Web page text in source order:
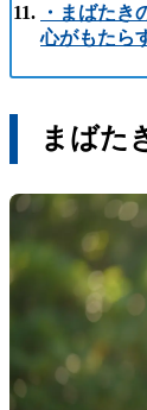
・まばた
心がもたら
まばた